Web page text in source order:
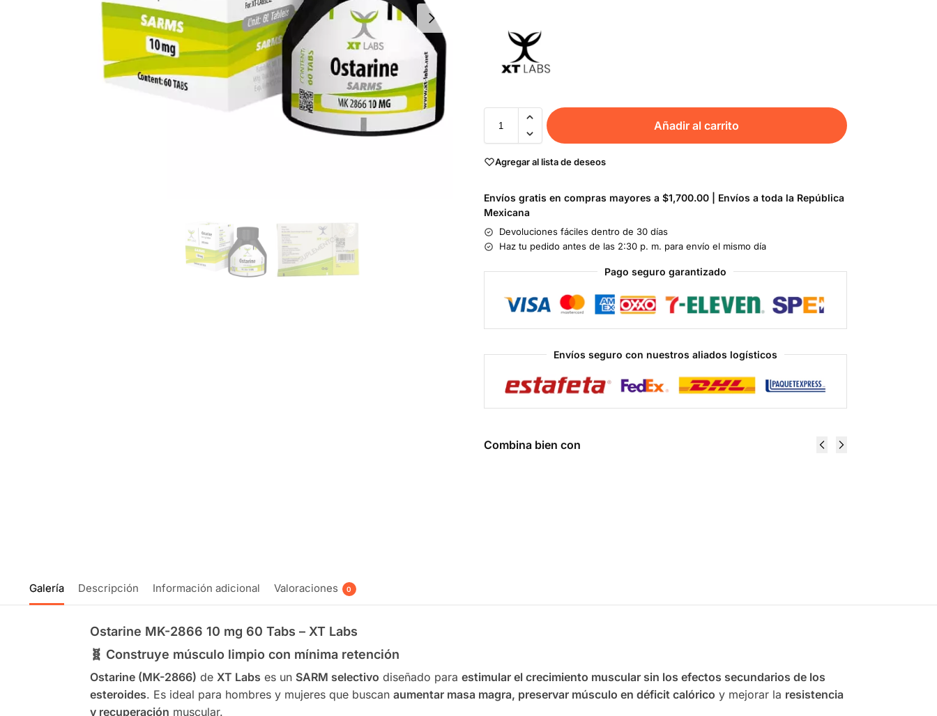
Añadir al carrito
Agregar al lista de deseos
Envíos gratis en compras mayores a $1,700.00 | Envíos a toda la República
Mexicana
Devoluciones fáciles dentro de 30 días
Haz tu pedido antes de las 2:30 p. m. para envío el mismo día
Pago seguro garantizado
Envíos seguro con nuestros aliados logísticos
Combina bien con
Galería Descripción Información adicional Valoraciones 0
Ostarine MK-2866 10 mg 60 Tabs – XT Labs
🧬 Construye músculo limpio con mínima retención
Ostarine (MK-2866) de XT Labs es un SARM selectivo diseñado para estimular el crecimiento muscular sin los efectos secundarios de los
esteroides. Es ideal para hombres y mujeres que buscan aumentar masa magra, preservar músculo en déficit calórico y mejorar la resistencia
y recuperación muscular.